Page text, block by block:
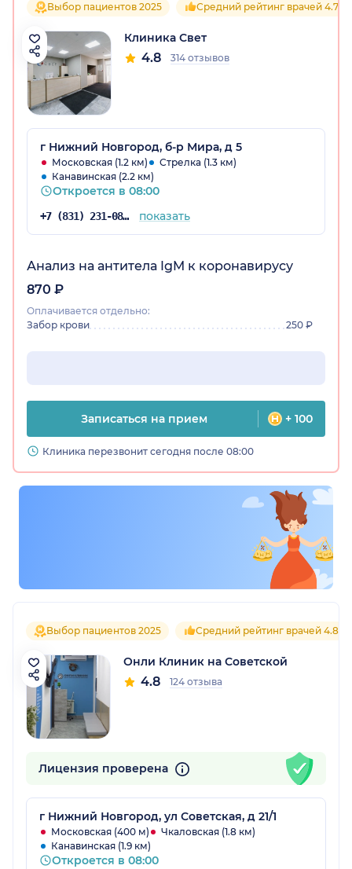
Выбор пациентов 2025 Средний рейтинг врачей 4.7
Клиника Свет
4.8 314 отзывов
г Нижний Новгород, б-р Мира, д 5
Московская (1.2 км)
Стрелка (1.3 км)
Канавинская (2.2 км)
Откроется в 08:00
+7 (831) 231-08-17 показать
Анализ на антитела IgM к коронавирусу
870 ₽
Оплачивается отдельно:
Забор крови
250 ₽
Записаться на прием + 100
Клиника перезвонит сегодня после 08:00
Выбор пациентов 2025 Средний рейтинг врачей 4.8
Онли Клиник на Советской
4.8 124 отзыва
Лицензия проверена
г Нижний Новгород, ул Советская, д 21/1
Московская (400 м)
Чкаловская (1.8 км)
Канавинская (1.9 км)
Откроется в 08:00